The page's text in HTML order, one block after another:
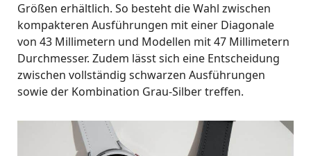
Größen erhältlich. So besteht die Wahl zwischen
kompakteren Ausführungen mit einer Diagonale
von 43 Millimetern und Modellen mit 47 Millimetern
Durchmesser. Zudem lässt sich eine Entscheidung
zwischen vollständig schwarzen Ausführungen
sowie der Kombination Grau-Silber treffen.